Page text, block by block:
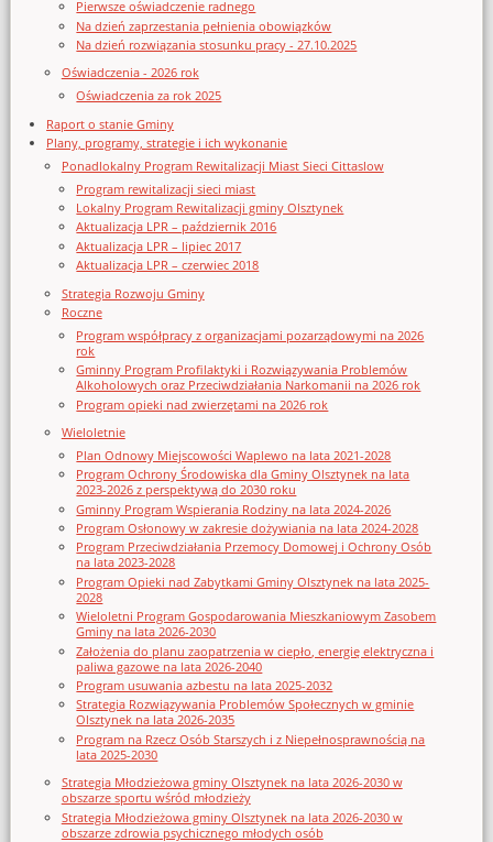
Pierwsze oświadczenie radnego
Na dzień zaprzestania pełnienia obowiązków
Na dzień rozwiązania stosunku pracy - 27.10.2025
Oświadczenia - 2026 rok
Oświadczenia za rok 2025
Raport o stanie Gminy
Plany, programy, strategie i ich wykonanie
Ponadlokalny Program Rewitalizacji Miast Sieci Cittaslow
Program rewitalizacji sieci miast
Lokalny Program Rewitalizacji gminy Olsztynek
Aktualizacja LPR – październik 2016
Aktualizacja LPR – lipiec 2017
Aktualizacja LPR – czerwiec 2018
Strategia Rozwoju Gminy
Roczne
Program współpracy z organizacjami pozarządowymi na 2026
rok
Gminny Program Profilaktyki i Rozwiązywania Problemów
Alkoholowych oraz Przeciwdziałania Narkomanii na 2026 rok
Program opieki nad zwierzętami na 2026 rok
Wieloletnie
Plan Odnowy Miejscowości Waplewo na lata 2021-2028
Program Ochrony Środowiska dla Gminy Olsztynek na lata
2023-2026 z perspektywą do 2030 roku
Gminny Program Wspierania Rodziny na lata 2024-2026
Program Osłonowy w zakresie dożywiania na lata 2024-2028
Program Przeciwdziałania Przemocy Domowej i Ochrony Osób
na lata 2023-2028
Program Opieki nad Zabytkami Gminy Olsztynek na lata 2025-
2028
Wieloletni Program Gospodarowania Mieszkaniowym Zasobem
Gminy na lata 2026-2030
Założenia do planu zaopatrzenia w ciepło, energię elektryczna i
paliwa gazowe na lata 2026-2040
Program usuwania azbestu na lata 2025-2032
Strategia Rozwiązywania Problemów Społecznych w gminie
Olsztynek na lata 2026-2035
Program na Rzecz Osób Starszych i z Niepełnosprawnością na
lata 2025-2030
Strategia Młodzieżowa gminy Olsztynek na lata 2026-2030 w
obszarze sportu wśród młodzieży
Strategia Młodzieżowa gminy Olsztynek na lata 2026-2030 w
obszarze zdrowia psychicznego młodych osób